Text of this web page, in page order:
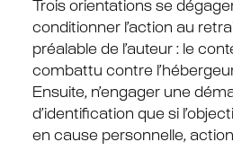
Trois orientations se
conditionner l’action au
préalable de l’auteur : le
combattu contre
Ensuite, n’engager une
d’identification que si
en cause personnelle,